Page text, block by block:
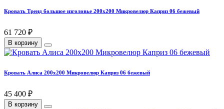
Кровать Тренд большое изголовье 200х200 Микровелюр Каприз 06 бежевый
61 720 ₽
В корзину
Кровать Алиса 200х200 Микровелюр Каприз 06 бежевый
45 400 ₽
В корзину